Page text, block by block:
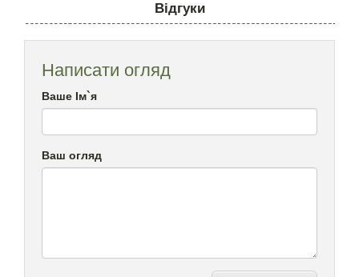
Відгуки
Написати огляд
Ваше Ім`я
Ваш огляд